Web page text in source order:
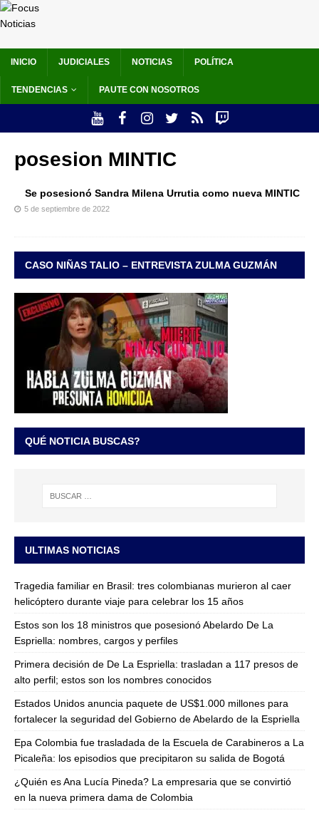
INICIO JUDICIALES NOTICIAS POLÍTICA
TENDENCIAS PAUTE CON NOSOTROS
posesion MINTIC
Se posesionó Sandra Milena Urrutia como nueva MINTIC
5 de septiembre de 2022
CASO NIÑAS TALIO – ENTREVISTA ZULMA GUZMÁN
QUÉ NOTICIA BUSCAS?
ULTIMAS NOTICIAS
Tragedia familiar en Brasil: tres colombianas murieron al caer
helicóptero durante viaje para celebrar los 15 años
Estos son los 18 ministros que posesionó Abelardo De La
Espriella: nombres, cargos y perfiles
Primera decisión de De La Espriella: trasladan a 117 presos de
alto perfil; estos son los nombres conocidos
Estados Unidos anuncia paquete de US$1.000 millones para
fortalecer la seguridad del Gobierno de Abelardo de la Espriella
Epa Colombia fue trasladada de la Escuela de Carabineros a La
Picaleña: los episodios que precipitaron su salida de Bogotá
¿Quién es Ana Lucía Pineda? La empresaria que se convirtió
en la nueva primera dama de Colombia